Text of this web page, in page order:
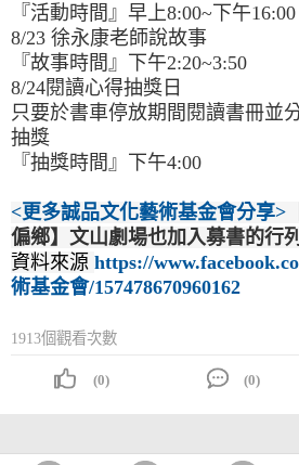
『活動時間』早上8:00~下午16:00
8/23 徐永康老師說故事
『故事時間』下午2:20~3:50
8/24閱讀心得抽獎日
只要於書車停放期間閱讀書冊並
抽獎
『抽獎時間』下午4:00
<更多誠品文化藝術基金會分享>
偏鄉】文山劇場也加入募書的行
資料來源 https://
術基金會/157478670960162
1913個觀看次數
(0) (0)